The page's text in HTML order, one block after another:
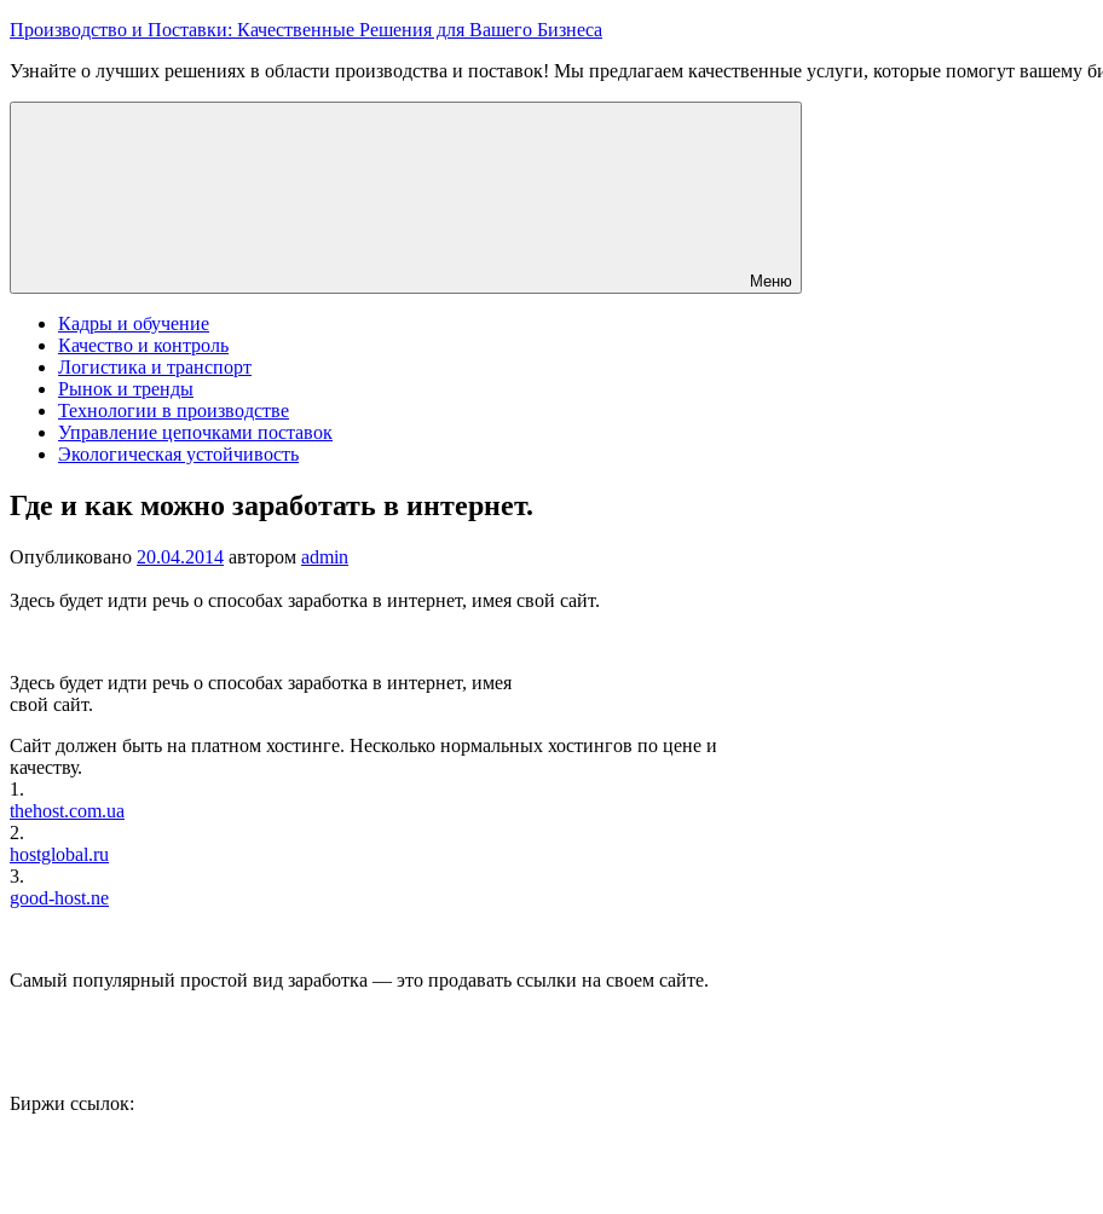
Перейти
содержимому
Производство и Поставки: Качественные Решения для Вашего Бизнеса
Узнайте о лучших решениях в области производства и поставок! Мы предлагаем качественные услуги, которые помогут вашему
Меню
Кадры и обучение
Качество и контроль
Логистика и транспорт
Рынок и тренды
Технологии в производстве
Управление цепочками поставок
Экологическая устойчивость
Где и как можно заработать в интернет.
Опубликовано 20.04.2014 автором admin
Здесь будет идти речь о способах заработка в интернет, имея свой сайт.
Здесь будет идти речь о способах заработка в интернет, имея
свой сайт.
Сайт должен быть на платном хостинге. Несколько нормальных хостингов по цене и
качеству.
1.
thehost.com.ua
2.
hostglobal.ru
3.
good-host.ne
Самый популярный простой вид заработка — это продавать ссылки на своем сайте.
Биржи ссылок: